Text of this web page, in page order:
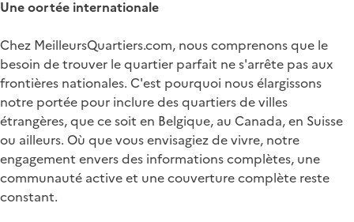
Une oortée internationale
Chez MeilleursQuartiers.com, nous comprenons que le
besoin de trouver le quartier parfait ne s'arrête pas aux
frontières nationales. C'est pourquoi nous élargissons
notre portée pour inclure des quartiers de villes
étrangères, que ce soit en Belgique, au Canada, en Suisse
ou ailleurs. Où que vous envisagiez de vivre, notre
engagement envers des informations complètes, une
communauté active et une couverture complète reste
constant.